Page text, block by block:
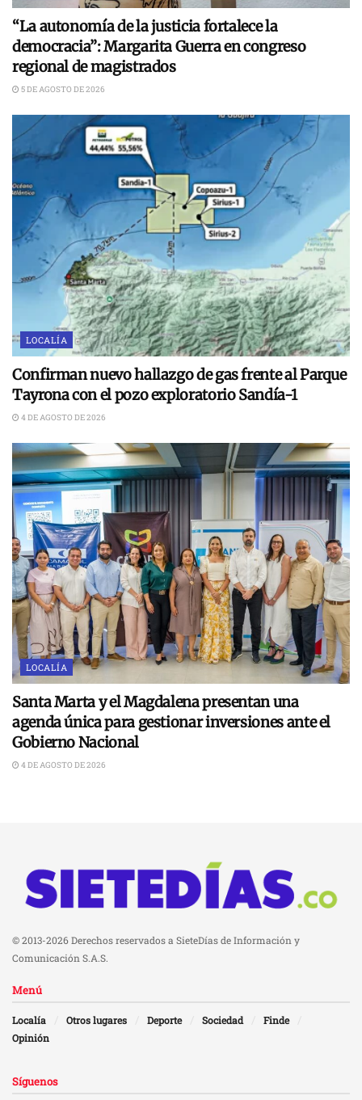
“La autonomía de la justicia fortalece la
democracia”: Margarita Guerra en congreso
regional de magistrados
5 DE AGOSTO DE 2026
LOCALÍA
Confirman nuevo hallazgo de gas frente al Parque
Tayrona con el pozo exploratorio Sandía-1
4 DE AGOSTO DE 2026
LOCALÍA
Santa Marta y el Magdalena presentan una
agenda única para gestionar inversiones ante el
Gobierno Nacional
4 DE AGOSTO DE 2026
© 2013-2026 Derechos reservados a SieteDías de Información y
Comunicación S.A.S.
Menú
Localía Otros lugares Deporte Sociedad
Finde
Opinión
Síguenos